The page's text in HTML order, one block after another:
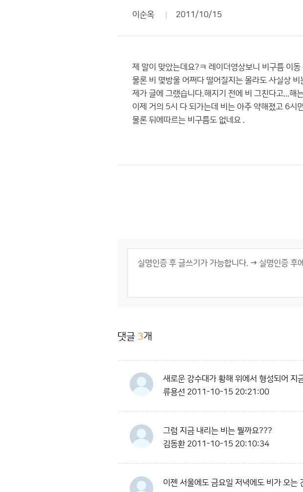
이순옥 2011/10/15
제 말이 맞았는데요?ㅋ 레이더영상보니 비구름 이
물론 비 몇방울 어쩌다 떨어질지는 몰라도 사실상
제가 글에 그랬습니다.해지기 전에 비 그친다고...해
이제 거의 5시 다 되가는데 비는 아주 약해졌고 6시
물론 뒤에따르는 비구름도 없네요 .
댓글 3개
새로운 강수대가 황해 위에서 형성되어 지
류용선 2011-10-15 20:21:00
그럼 지금 내리는 비는 뭘까요???
김동환 2011-10-15 20:10:34
이젠 서울에도 금요일 저녁에도 비가 오는